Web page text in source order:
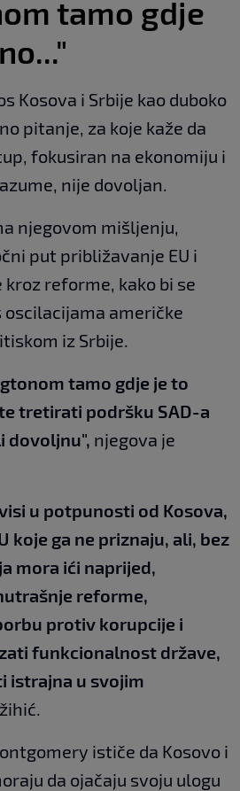
tamo gdje
Kosova i Srbije kao duboko
pitanje, za koje kaže da
fokusiran na ekonomiju i
nije dovoljan.
njegovom mišljenju,
put približavanje EU i
reforme, kako bi se
oscilacijama američke
iz Srbije.
tamo gdje je to
tretirati podršku SAD-a
dovoljnu", njegova je
u potpunosti od Kosova,
koje ga ne priznaju, ali, bez
mora ići naprijed,
reforme,
protiv korupcije i
funkcionalnost države,
istrajna u svojim
ističe da Kosovo i
da ojačaju svoju ulogu